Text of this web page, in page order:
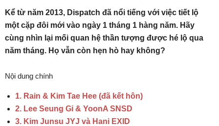
Kể từ năm 2013, Dispatch đã nổi tiếng với việc tiết lộ
một cặp đôi mới vào ngày 1 tháng 1 hàng năm. Hãy
cùng nhìn lại mối quan hệ thần tượng được hé lộ qua
năm tháng. Họ vẫn còn hẹn hò hay không?
Nội dung chính
1. Rain & Kim Tae Hee (đã kết hôn)
2. Lee Seung Gi & YoonA SNSD
3. Kim Junsu JYJ và Hani EXID